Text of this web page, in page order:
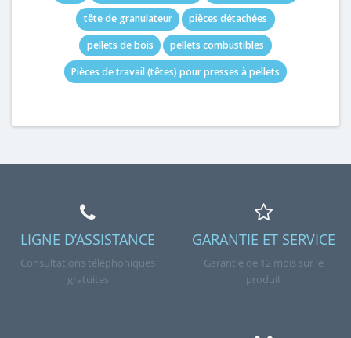
tête de granulateur
pièces détachées
pellets de bois
pellets combustibles
Pièces de travail (têtes) pour presses à pellets
LIGNE D’ASSISTANCE
Consultations téléphoniques
gratuites
GARANTIE ET SERVICE
Garantie de 12 mois sur le
produit